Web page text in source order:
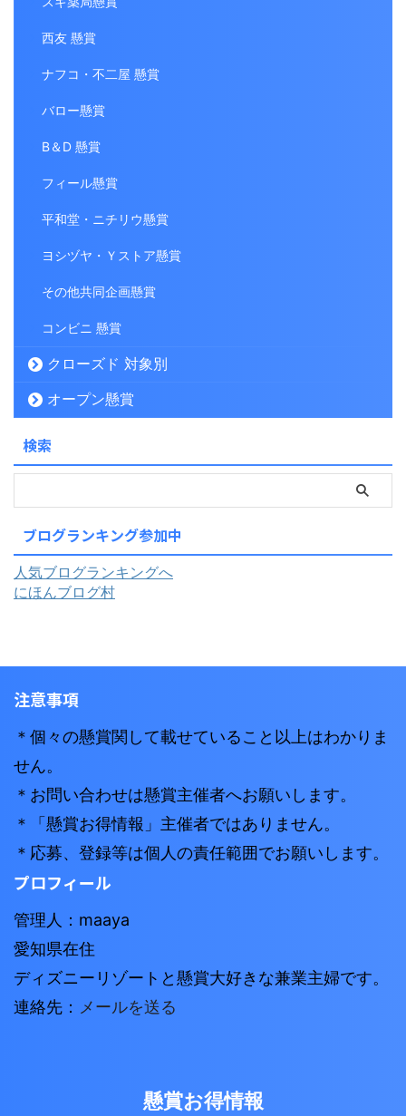
西友 懸賞
ナフコ・不二屋 懸賞
バロー懸賞
B＆D 懸賞
フィール懸賞
平和堂・ニチリウ懸賞
ヨシヅヤ・Ｙストア懸賞
その他共同企画懸賞
コンビニ 懸賞
クローズド 対象別
オープン懸賞
検索
ブログランキング参加中
人気ブログランキングへ
にほんブログ村
注意事項
＊個々の懸賞関して載せていること以上はわかりま
せん。
＊お問い合わせは懸賞主催者へお願いします。
＊「懸賞お得情報」主催者ではありません。
＊応募、登録等は個人の責任範囲でお願いします。
プロフィール
管理人：maaya
愛知県在住
ディズニーリゾートと懸賞大好きな兼業主婦です。
連絡先： メールを送る
懸賞お得情報